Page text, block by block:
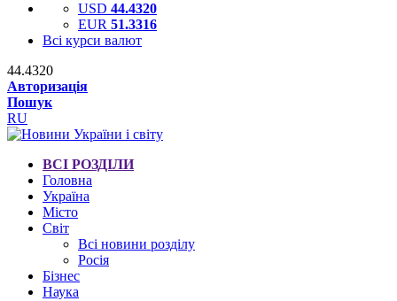
USD 44.4320
EUR 51.3316
Всі курси валют
44.4320
Авторизація
Пошук
RU
ВСІ РОЗДІЛИ
Головна
Україна
Місто
Світ
Всі новини розділу
Росія
Бізнес
Наука